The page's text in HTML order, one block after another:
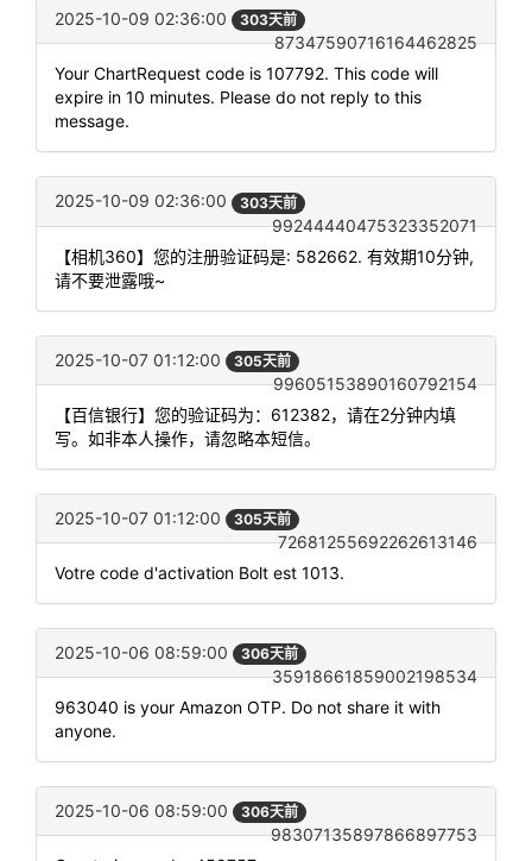
2025-10-09 02:36:00 303天前
87347590716164462825
Your ChartRequest code is 107792. This code will
expire in 10 minutes. Please do not reply to this
message.
2025-10-09 02:36:00 303天前
99244440475323352071
【相机360】您的注册验证码是: 582662. 有效期10分钟,
请不要泄露哦~
2025-10-07 01:12:00 305天前
99605153890160792154
【百信银行】您的验证码为：612382，请在2分钟内填
写。如非本人操作，请忽略本短信。
2025-10-07 01:12:00 305天前
72681255692262613146
Votre code d'activation Bolt est 1013.
2025-10-06 08:59:00 306天前
35918661859002198534
963040 is your Amazon OTP. Do not share it with
anyone.
2025-10-06 08:59:00 306天前
98307135897866897753